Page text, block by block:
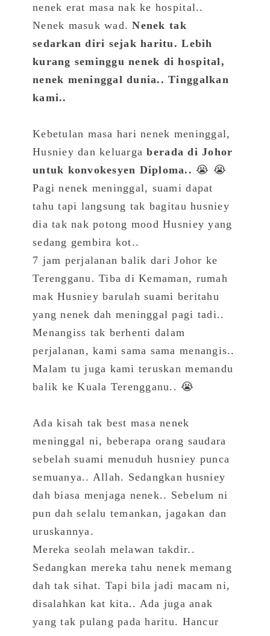
nenek erat masa nak ke hospital..
Nenek masuk wad.Nenek tak
sedarkan diri sejak haritu. Lebih
kurang seminggu nenek di hospital,
nenek meninggal dunia.. Tinggalkan
kami..
Kebetulan masa hari nenek meninggal,
Husniey dan keluargaberada di Johor
untuk konvokesyen Diploma.. 😭 😭
Pagi nenek meninggal, suami dapat
tahu tapi langsung tak bagitau husniey
dia tak nak potong mood Husniey yang
sedang gembira kot..
7 jam perjalanan balik dari Johor ke
Terengganu. Tiba di Kemaman, rumah
mak Husniey barulah suami beritahu
yang nenek dah meninggal pagi tadi..
Menangiss tak berhenti dalam
perjalanan, kami sama sama menangis..
Malam tu juga kami teruskan memandu
balik ke Kuala Terengganu.. 😭
Ada kisah tak best masa nenek
meninggal ni, beberapa orang saudara
sebelah suami menuduh husniey punca
semuanya.. Allah. Sedangkan husniey
dah biasa menjaga nenek.. Sebelum ni
pun dah selalu temankan, jagakan dan
uruskannya.
Mereka seolah melawan takdir..
Sedangkan mereka tahu nenek memang
dah tak sihat. Tapi bila jadi macam ni,
disalahkan kat kita.. Ada juga anak
yang tak pulang pada haritu. Hancur